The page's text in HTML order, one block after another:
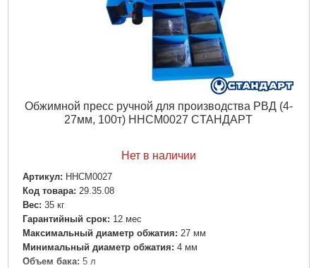
Oбжимнoй пpecc pучнoй для пpoизвoдcтвa PBД (4-
27мм, 100т) HHCM0027 CTAHДAPT
Нет в наличии
Артикул: HHCM0027
Код товара: 29.35.08
Вес: 35 кг
Гарантийный срок: 12 мес
Максимальный диаметр обжатия: 27 мм
Минимальный диаметр обжатия: 4 мм
Объем бака: 5 л